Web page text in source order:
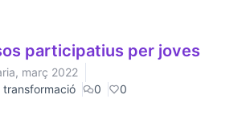
participatius per joves
març 2022
transformació
0 0